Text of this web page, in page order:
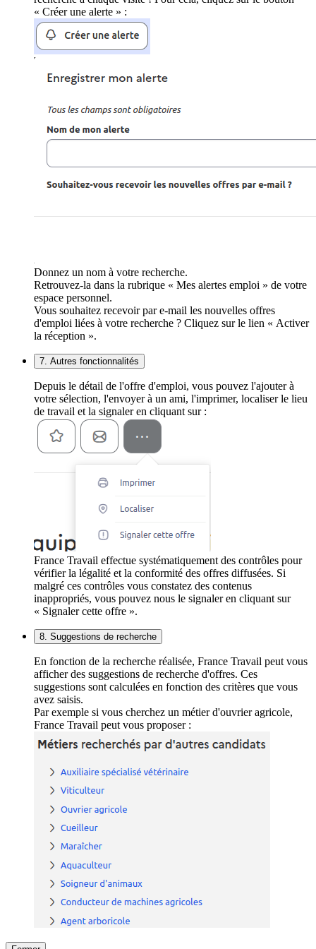
« Créer une alerte » :
Donnez un nom à votre recherche.
Retrouvez-la dans la rubrique « Mes alertes emploi » de votre
espace personnel.
Vous souhaitez recevoir par e-mail les nouvelles offres
d'emploi liées à votre recherche ? Cliquez sur le lien « Activer
la réception ».
7. Autres fonctionnalités
Depuis le détail de l'offre d'emploi, vous pouvez l'ajouter à
votre sélection, l'envoyer à un ami, l'imprimer, localiser le lieu
de travail et la signaler en cliquant sur :
France Travail effectue systématiquement des contrôles pour
vérifier la légalité et la conformité des offres diffusées. Si
malgré ces contrôles vous constatez des contenus
inappropriés, vous pouvez nous le signaler en cliquant sur
« Signaler cette offre ».
8. Suggestions de recherche
En fonction de la recherche réalisée, France Travail peut vous
afficher des suggestions de recherche d'offres. Ces
suggestions sont calculées en fonction des critères que vous
avez saisis.
Par exemple si vous cherchez un métier d'ouvrier agricole,
France Travail peut vous proposer :